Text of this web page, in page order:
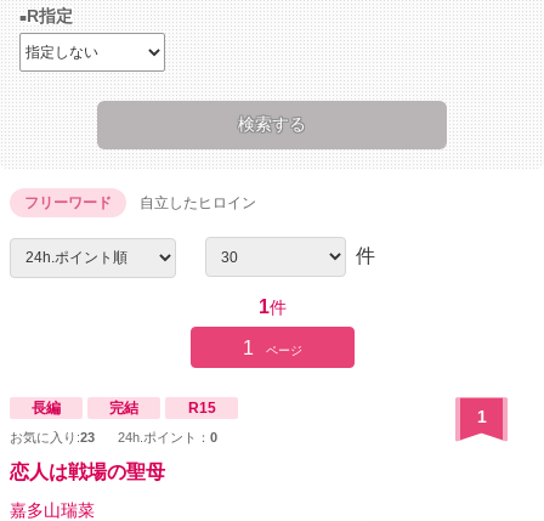
R指定
フリーワード 自立したヒロイン
件
1件
1 ページ
長編 完結 R15
お気に入り:23 24h.ポイント： 0
1
恋人は戦場の聖母
嘉多山瑞菜